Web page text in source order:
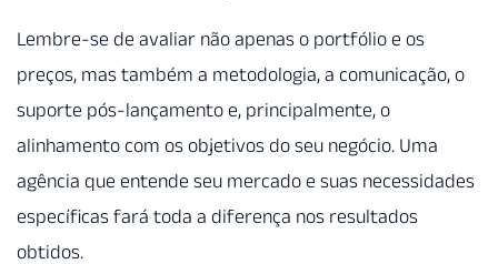
Lembre-se de avaliar não apenas o portfólio e os
preços, mas também a metodologia, a comunicação, o
suporte pós-lançamento e, principalmente, o
alinhamento com os objetivos do seu negócio. Uma
agência que entende seu mercado e suas necessidades
específicas fará toda a diferença nos resultados
obtidos.